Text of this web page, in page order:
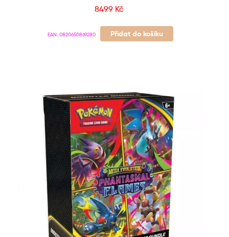
8499 Kč
EAN: 0820650869280 Přidat do košíku